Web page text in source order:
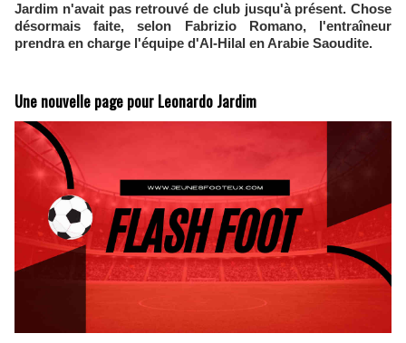
Jardim n'avait pas retrouvé de club jusqu'à présent. Chose
désormais faite, selon Fabrizio Romano, l'entraîneur
prendra en charge l'équipe d'Al-Hilal en Arabie Saoudite.
Une nouvelle page pour Leonardo Jardim